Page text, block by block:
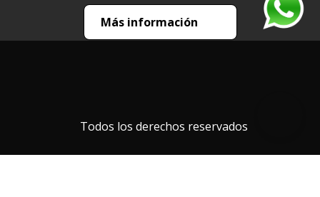
Más información
Todos los derechos reservados